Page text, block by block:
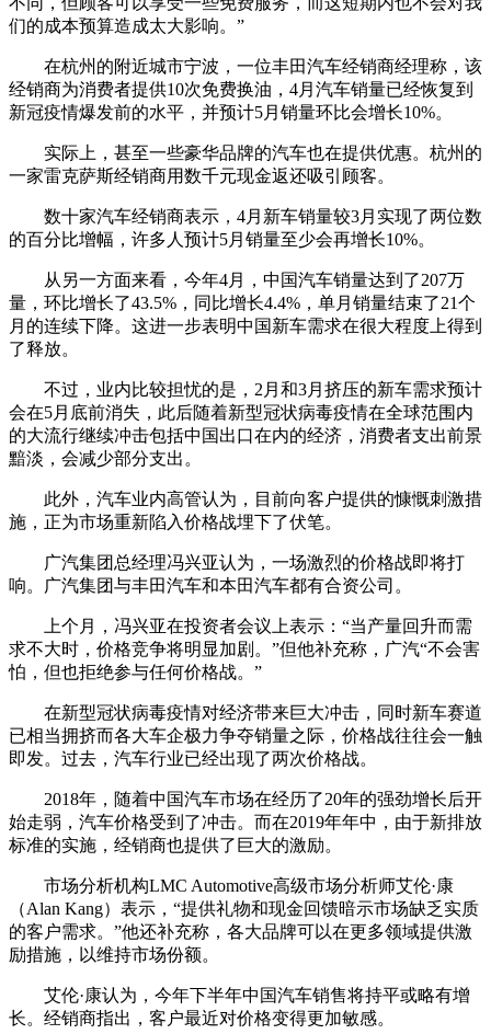
们的成本预算造成太大影响。”
在杭州的附近城市宁波，一位丰田汽车经销商经理称，该
经销商为消费者提供10次免费换油，4月汽车销量已经恢复到
新冠疫情爆发前的水平，并预计5月销量环比会增长10%。
实际上，甚至一些豪华品牌的汽车也在提供优惠。杭州的
一家雷克萨斯经销商用数千元现金返还吸引顾客。
数十家汽车经销商表示，4月新车销量较3月实现了两位数
的百分比增幅，许多人预计5月销量至少会再增长10%。
从另一方面来看，今年4月，中国汽车销量达到了207万
量，环比增长了43.5%，同比增长4.4%，单月销量结束了21个
月的连续下降。这进一步表明中国新车需求在很大程度上得到
了释放。
不过，业内比较担忧的是，2月和3月挤压的新车需求预计
会在5月底前消失，此后随着新型冠状病毒疫情在全球范围内
的大流行继续冲击包括中国出口在内的经济，消费者支出前景
黯淡，会减少部分支出。
此外，汽车业内高管认为，目前向客户提供的慷慨刺激措
施，正为市场重新陷入价格战埋下了伏笔。
广汽集团总经理冯兴亚认为，一场激烈的价格战即将打
响。广汽集团与丰田汽车和本田汽车都有合资公司。
上个月，冯兴亚在投资者会议上表示：“当产量回升而需
求不大时，价格竞争将明显加剧。”但他补充称，广汽“不会害
怕，但也拒绝参与任何价格战。”
在新型冠状病毒疫情对经济带来巨大冲击，同时新车赛道
已相当拥挤而各大车企极力争夺销量之际，价格战往往会一触
即发。过去，汽车行业已经出现了两次价格战。
2018年，随着中国汽车市场在经历了20年的强劲增长后开
始走弱，汽车价格受到了冲击。而在2019年年中，由于新排放
标准的实施，经销商也提供了巨大的激励。
市场分析机构LMC Automotive高级市场分析师艾伦·康
（Alan Kang）表示，“提供礼物和现金回馈暗示市场缺乏实质
的客户需求。”他还补充称，各大品牌可以在更多领域提供激
励措施，以维持市场份额。
艾伦·康认为，今年下半年中国汽车销售将持平或略有增
长。经销商指出，客户最近对价格变得更加敏感。